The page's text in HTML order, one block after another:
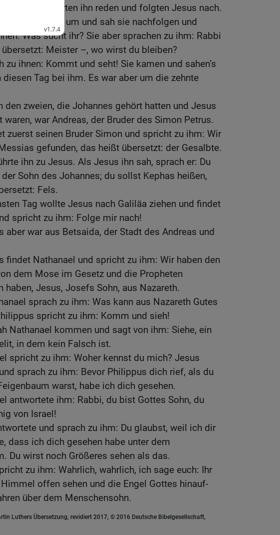
zwei Jünger hörten ihn reden und folgten Jesus nach.
wandte sich um und sah sie nachfolgen und
Was sucht ihr? Sie aber sprachen zu ihm: Rabbi
Meister –, wo wirst du bleiben?
zu ihnen: Kommt und seht! Sie kamen und sahen’s
diesen Tag bei ihm. Es war aber um die zehnte
den zweien, die Johannes gehört hatten und Jesus
waren, war Andreas, der Bruder des Simon Petrus.
zuerst seinen Bruder Simon und spricht zu ihm: Wir
gefunden, das heißt übersetzt: der Gesalbte.
ihn zu Jesus. Als Jesus ihn sah, sprach er: Du
Sohn des Johannes; du sollst Kephas heißen,
Fels.
Tag wollte Jesus nach Galiläa ziehen und findet
spricht zu ihm: Folge mir nach!
aber war aus Betsaida, der Stadt des Andreas und
findet Nathanael und spricht zu ihm: Wir haben den
dem Mose im Gesetz und die Propheten
haben, Jesus, Josefs Sohn, aus Nazareth.
sprach zu ihm: Was kann aus Nazareth Gutes
spricht zu ihm: Komm und sieh!
Nathanael kommen und sagt von ihm: Siehe, ein
in dem kein Falsch ist.
spricht zu ihm: Woher kennst du mich? Jesus
sprach zu ihm: Bevor Philippus dich rief, als du
warst, habe ich dich gesehen.
antwortete ihm: Rabbi, du bist Gottes Sohn, du
von Israel!
und sprach zu ihm: Du glaubst, weil ich dir
dass ich dich gesehen habe unter dem
Du wirst noch Größeres sehen als das.
zu ihm: Wahrlich, wahrlich, ich sage euch: Ihr
offen sehen und die Engel Gottes hinauf-
über dem Menschensohn.
Luthers Übersetzung, revidiert 2017, © 2016 Deutsche Bibelgesellschaft,